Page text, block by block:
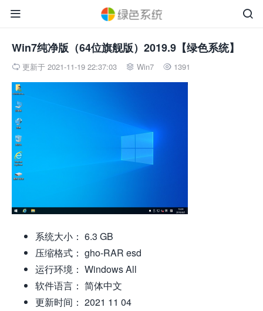


Win7纯净版（64位旗舰版）2019.9【绿色系统】
 更新于 2021-11-19 22:37:03  Win7  1391
系统大小： 6.3 GB
压缩格式： gho-RAR esd
运行环境： Windows All
软件语言： 简体中文
更新时间： 2021 11 04